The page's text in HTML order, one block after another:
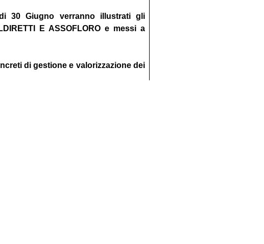
30 Giugno verranno illustrati gli
E ASSOFLORO e messi a
di gestione e valorizzazione dei